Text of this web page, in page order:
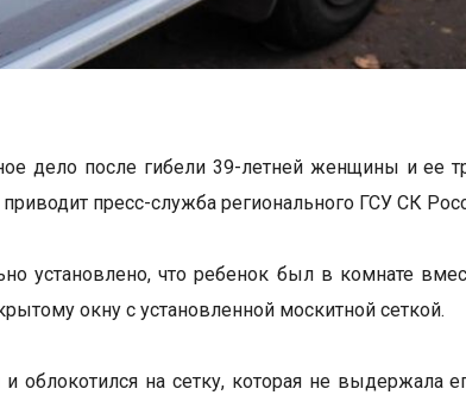
дело после гибели 39-летней женщины и ее
пресс-служба регионального ГСУ СК
установлено, что ребенок был в комнате
окну с установленной москитной сеткой.
и облокотился на сетку, которая не выдержала